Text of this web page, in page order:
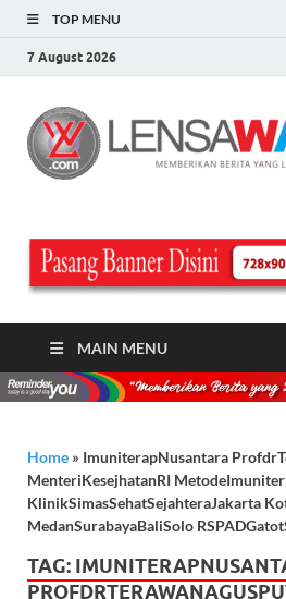
TOP MENU
7 August 2026
MAIN MENU
Home » ImuniterapNusantara
MenteriKesejhatanRI
KlinikSimasSehatSejahteraJakarta
MedanSurabayaBaliSolo
TAG: